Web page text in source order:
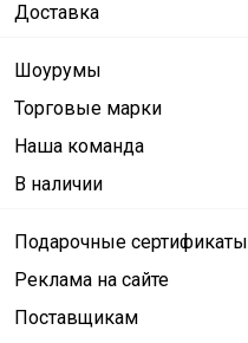
Доставка
Шоурумы
Торговые марки
Наша команда
В наличии
Подарочные сертификаты
Реклама на сайте
Поставщикам